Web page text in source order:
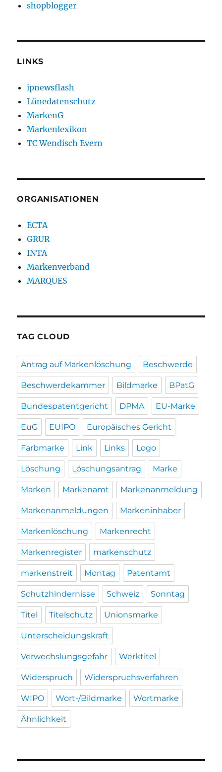
shopblogger
LINKS
ipnewsflash
Lünedatenschutz
MarkenG
Markenlexikon
TC Wendisch Evern
ORGANISATIONEN
ECTA
GRUR
INTA
Markenverband
MARQUES
TAG CLOUD
Antrag auf Markenlöschung Beschwerde
Beschwerdekammer Bildmarke BPatG
Bundespatentgericht DPMA EU-Marke
EuG EUIPO Europäisches Gericht
Farbmarke Link Links Logo
Löschung Löschungsantrag Marke
Marken Markenamt Markenanmeldung
Markenanmeldungen Markeninhaber
Markenlöschung Markenrecht
Markenregister markenschutz
markenstreit Montag Patentamt
Schutzhindernisse Schweiz Sonntag
Titel Titelschutz Unionsmarke
Unterscheidungskraft
Verwechslungsgefahr Werktitel
Widerspruch Widerspruchsverfahren
WIPO Wort-/Bildmarke Wortmarke
Ähnlichkeit